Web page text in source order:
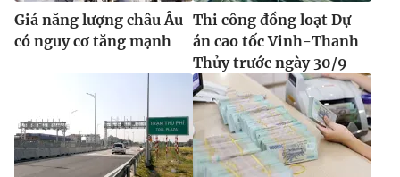
Giá năng lượng châu Âu
có nguy cơ tăng mạnh
Thi công đồng loạt Dự
án cao tốc Vinh-Thanh
Thủy trước ngày 30/9